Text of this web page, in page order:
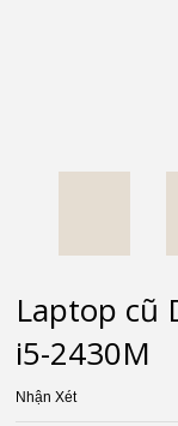
Laptop cũ
i5-2430M
Nhận Xét